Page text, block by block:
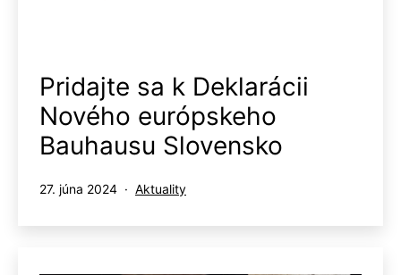
Pridajte sa k Deklarácii
Nového európskeho
Bauhausu Slovensko
Publikované
27. júna 2024
Kategorizované
Aktuality